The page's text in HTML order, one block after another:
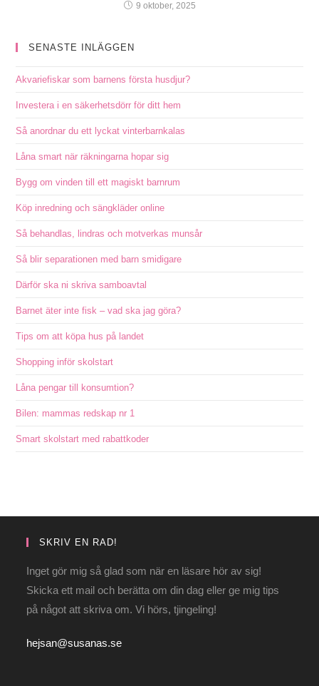
9 oktober, 2025
SENASTE INLÄGGEN
Akvariefiskar som barnens första husdjur?
Investera i en säkerhetsdörr för ditt hem
Så anordnar du ett lyckat vinterbarnkalas
Låna smart när räkningarna hopar sig
Bygg om vinden till ett magiskt barnrum
Köp inredning och sängkläder online
Så behandlas, lindras och motverkas munsår
Så blir separationen med barn smidigare
Därför ska ni skriva samboavtal
Barnet äter inte fisk – vad ska jag göra?
Tips om att köpa hus på landet
Shopping inför skolstart
Låna pengar till konsumtion?
Bilen: mammas redskap nr 1
Smart skolstart med rabattkoder
SKRIV EN RAD!
Inget gör mig så glad som när en läsare hör av sig!
Skicka ett mail och berätta om din dag eller ge mig tips
på något att skriva om. Vi hörs, tjingeling!
hejsan@susanas.se